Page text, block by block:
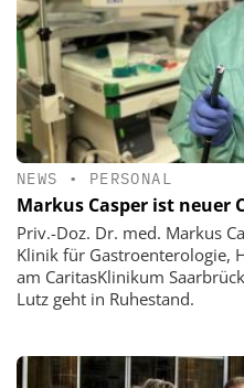
NEWS • PERSONAL
Markus Casper ist neuer
Priv.-Doz. Dr. med. Markus
Klinik für Gastroenterologie,
am CaritasKlinikum
Lutz geht in Ruhestand.